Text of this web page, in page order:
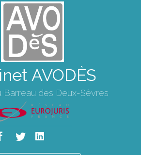
AVODÈS
Barreau des Deux-Sèvres